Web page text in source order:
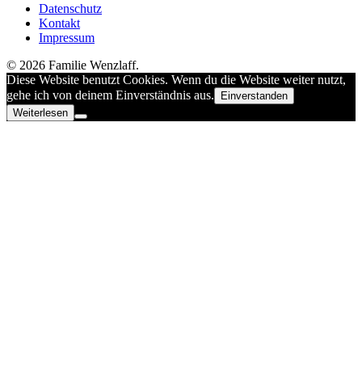
Datenschutz
Kontakt
Impressum
© 2026 Familie Wenzlaff.
Diese Website benutzt Cookies. Wenn du die Website weiter nutzt,
gehe ich von deinem Einverständnis aus.
Einverstanden
Weiterlesen